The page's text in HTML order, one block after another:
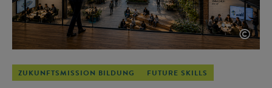
©
ZUKUNFTSMISSION BILDUNG FUTURE SKILLS